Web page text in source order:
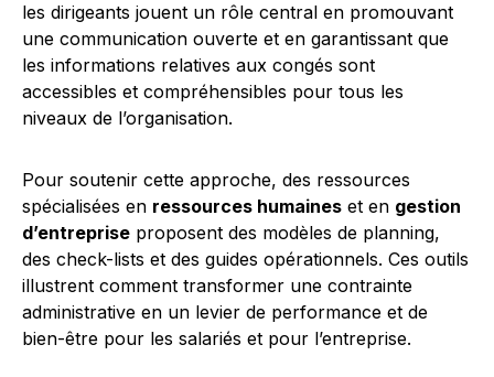
les dirigeants jouent un rôle central en promouvant
une communication ouverte et en garantissant que
les informations relatives aux congés sont
accessibles et compréhensibles pour tous les
niveaux de l’organisation.
Pour soutenir cette approche, des ressources
spécialisées en ressources humaines et en gestion
d’entreprise proposent des modèles de planning,
des check-lists et des guides opérationnels. Ces outils
illustrent comment transformer une contrainte
administrative en un levier de performance et de
bien-être pour les salariés et pour l’entreprise.